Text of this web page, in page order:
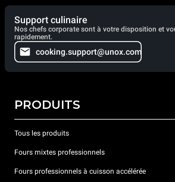
Support culinaire
Nos chefs corporate sont à votre disposition et
rapidement.
cooking.support@unox.com
PRODUITS
Tous les produits
Fours mixtes professionnels
Fours professionnels à cuisson accélérée